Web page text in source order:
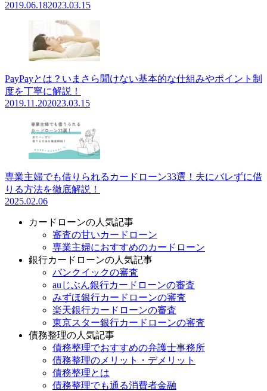
2019.06.182023.03.15
PayPayとは？いまさら聞けない基本的な仕組みやポイント制
度を丁寧に解説！
2019.11.202023.03.15
専業主婦でも借りられるカードローン33選！夫にバレずに借
りる方法を徹底解説！
2025.02.06
カードローンの人気記事
審査の甘いカードローン
専業主婦におすすめのカードローン
銀行カードローンの人気記事
バンクイックの審査
auじぶん銀行カードローンの審査
みずほ銀行カードローンの審査
楽天銀行カードローンの審査
東京スター銀行カードローンの審査
債務整理の人気記事
債務整理でおすすめの弁護士事務所
債務整理のメリット・デメリット
債務整理とは
債務整理でも通る消費者金融